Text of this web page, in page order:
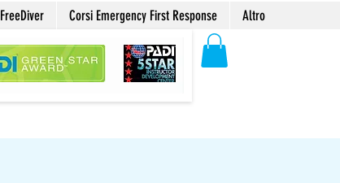
Corsi Emergency First Response Altro